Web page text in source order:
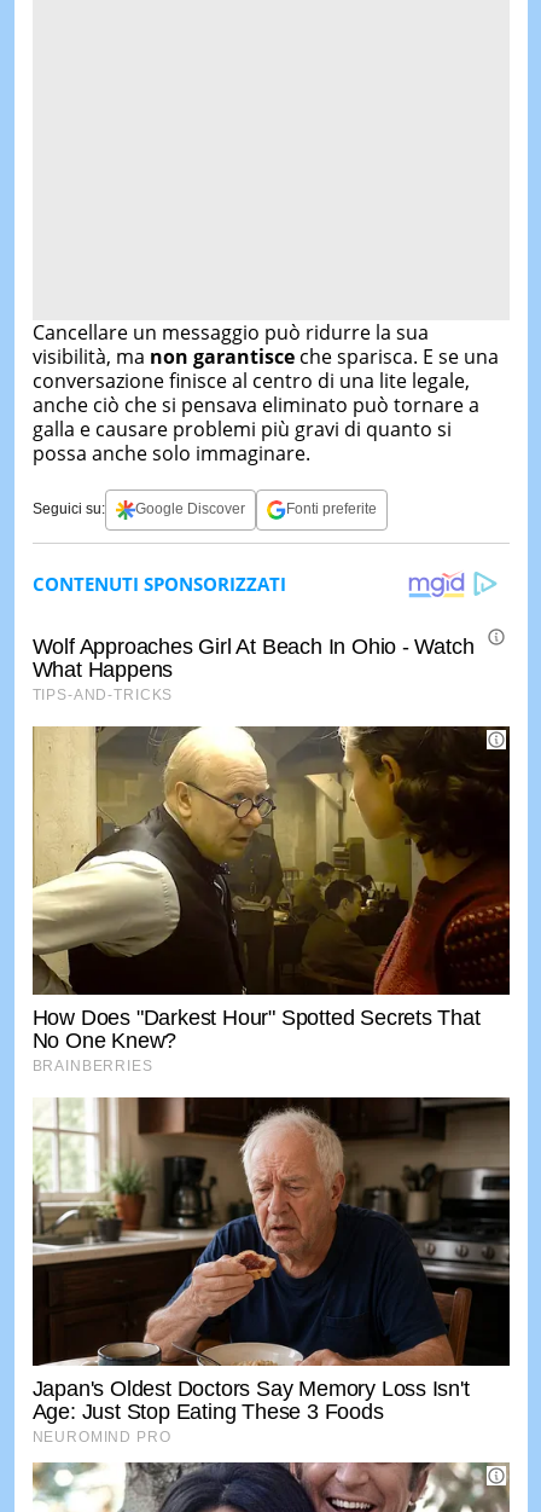
Cancellare un messaggio può ridurre la sua
visibilità, ma non garantisceche sparisca. E se una
conversazione finisce al centro di una lite legale,
anche ciò che si pensava eliminato può tornare a
galla e causare problemi più gravi di quanto si
possa anche solo immaginare.
Seguici su: Google Discover Fonti preferite